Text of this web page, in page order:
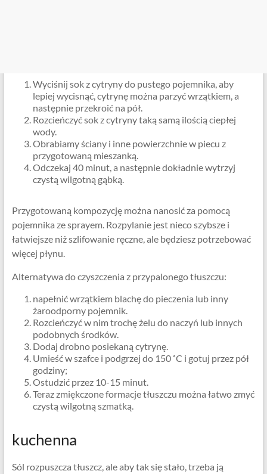
Wyciśnij sok z cytryny do pustego pojemnika, aby
lepiej wycisnąć, cytrynę można parzyć wrzątkiem, a
następnie przekroić na pół.
Rozcieńczyć sok z cytryny taką samą ilością ciepłej
wody.
Obrabiamy ściany i inne powierzchnie w piecu z
przygotowaną mieszanką.
Odczekaj 40 minut, a następnie dokładnie wytrzyj
czystą wilgotną gąbką.
Przygotowaną kompozycję można nanosić za pomocą
pojemnika ze sprayem. Rozpylanie jest nieco szybsze i
łatwiejsze niż szlifowanie ręczne, ale będziesz potrzebować
więcej płynu.
Alternatywa do czyszczenia z przypalonego tłuszczu:
napełnić wrzątkiem blachę do pieczenia lub inny
żaroodporny pojemnik.
Rozcieńczyć w nim trochę żelu do naczyń lub innych
podobnych środków.
Dodaj drobno posiekaną cytrynę.
Umieść w szafce i podgrzej do 150 ˚C i gotuj przez pół
godziny;
Ostudzić przez 10-15 minut.
Teraz zmiękczone formacje tłuszczu można łatwo zmyć
czystą wilgotną szmatką.
kuchenna
Sól rozpuszcza tłuszcz, ale aby tak się stało, trzeba ją